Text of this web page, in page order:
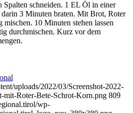
Spalten schneiden. 1 EL Öl in einer
3 Minuten braten. Mit Brot, Roter
10 Minuten stehen lassen
durchmischen. Kurz vor dem
uploads/2022/03/Screenshot-2022-
mit-Roter-Bete-Schrot-Korn.png 809
wp-